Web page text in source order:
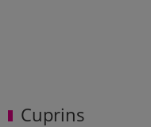
Cuprins